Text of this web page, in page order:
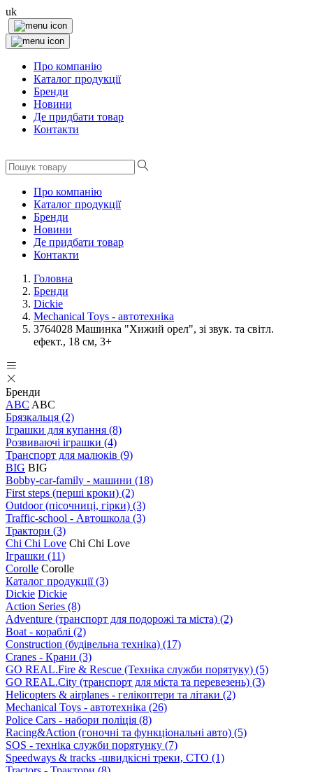
uk
Про компанію
Каталог продукції
Бренди
Новини
Де придбати товар
Контакти
Про компанію
Каталог продукції
Бренди
Новини
Де придбати товар
Контакти
Головна
Бренди
Dickie
Mechanical Toys - автотехніка
3764028 Машинка "Хижий орел", зі звук. та світл.
ефект., 18 см, 3+
Бренди
ABC ABC
Брязкальця (2)
Іграшки для купання (8)
Розвиваючі іграшки (4)
Транспорт для малюків (9)
BIG BIG
Bobby-car-family - машини (18)
First steps (перші кроки) (2)
Outdoor (пісочниці, гірки) (3)
Traffic-school - Автошкола (3)
Трактори (3)
Chi Chi Love Chi Chi Love
Іграшки (11)
Corolle Corolle
Каталог продукції(3)
Dickie Dickie
Action Series (8)
Adventure (транспорт для подорожі та міста) (2)
Boat - кораблі (2)
Construction (будівельна техніка) (17)
Cranes - Крани (3)
GO REAL.Fire & Rescue (Техніка служби порятуку) (5)
GO REAL.City (транспорт для міста та перевезень) (3)
Helicopters & airplanes - гелікоптери та літаки (2)
Mechanical Toys - автотехніка (26)
Police Cars - набори поліція (8)
Racing&Action (гоночні та функціональні авто) (5)
SOS - техніка служби порятунку (7)
Speedways & tracks -швидкісні треки, СТО (1)